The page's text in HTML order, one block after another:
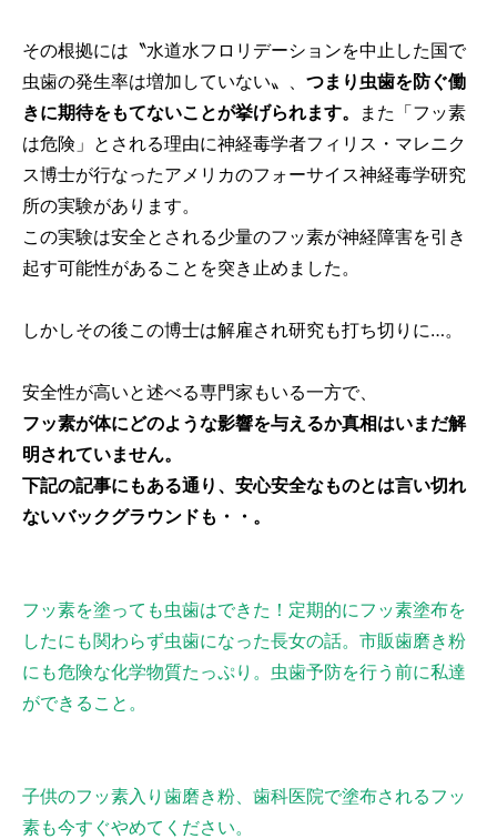
その根拠には〝水道水フロリデーションを中止した国で
虫歯の発生率は増加していない〟、 つまり虫歯を防ぐ働
きに期待をもてないことが挙げられます。
また「フッ素
は危険」とされる理由に神経毒学者フィリス・マレニク
ス博士が行なったアメリカのフォーサイス神経毒学研究
所の実験があります。
この実験は安全とされる少量のフッ素が神経障害を引き
起す可能性があることを突き止めました。
しかしその後この博士は解雇され研究も打ち切りに…。
安全性が高いと述べる専門家もいる一方で、
フッ素が体にどのような影響を与えるか真相はいまだ解
明されていません。
下記の記事にもある通り、安心安全なものとは言い切れ
ないバックグラウンドも・・。
フッ素を塗っても虫歯はできた！定期的にフッ素塗布を
したにも関わらず虫歯になった長女の話。市販歯磨き粉
にも危険な化学物質たっぷり。虫歯予防を行う前に私達
ができること。
子供のフッ素入り歯磨き粉、歯科医院で塗布されるフッ
素も今すぐやめてください。